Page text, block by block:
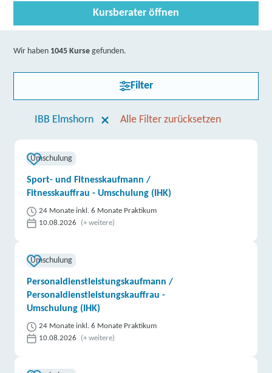
Kursberater öffnen
Wir haben 1045 Kurse gefunden.
Filter
IBB Elmshorn Alle Filter zurücksetzen
Umschulung
Sport- und Fitnesskaufmann /
Fitnesskauffrau - Umschulung (IHK)
24 Monate inkl. 6 Monate Praktikum
10.08.2026
(+ weitere)
Umschulung
Personaldienstleistungskaufmann /
Personaldienstleistungskauffrau -
Umschulung (IHK)
24 Monate inkl. 6 Monate Praktikum
10.08.2026
(+ weitere)